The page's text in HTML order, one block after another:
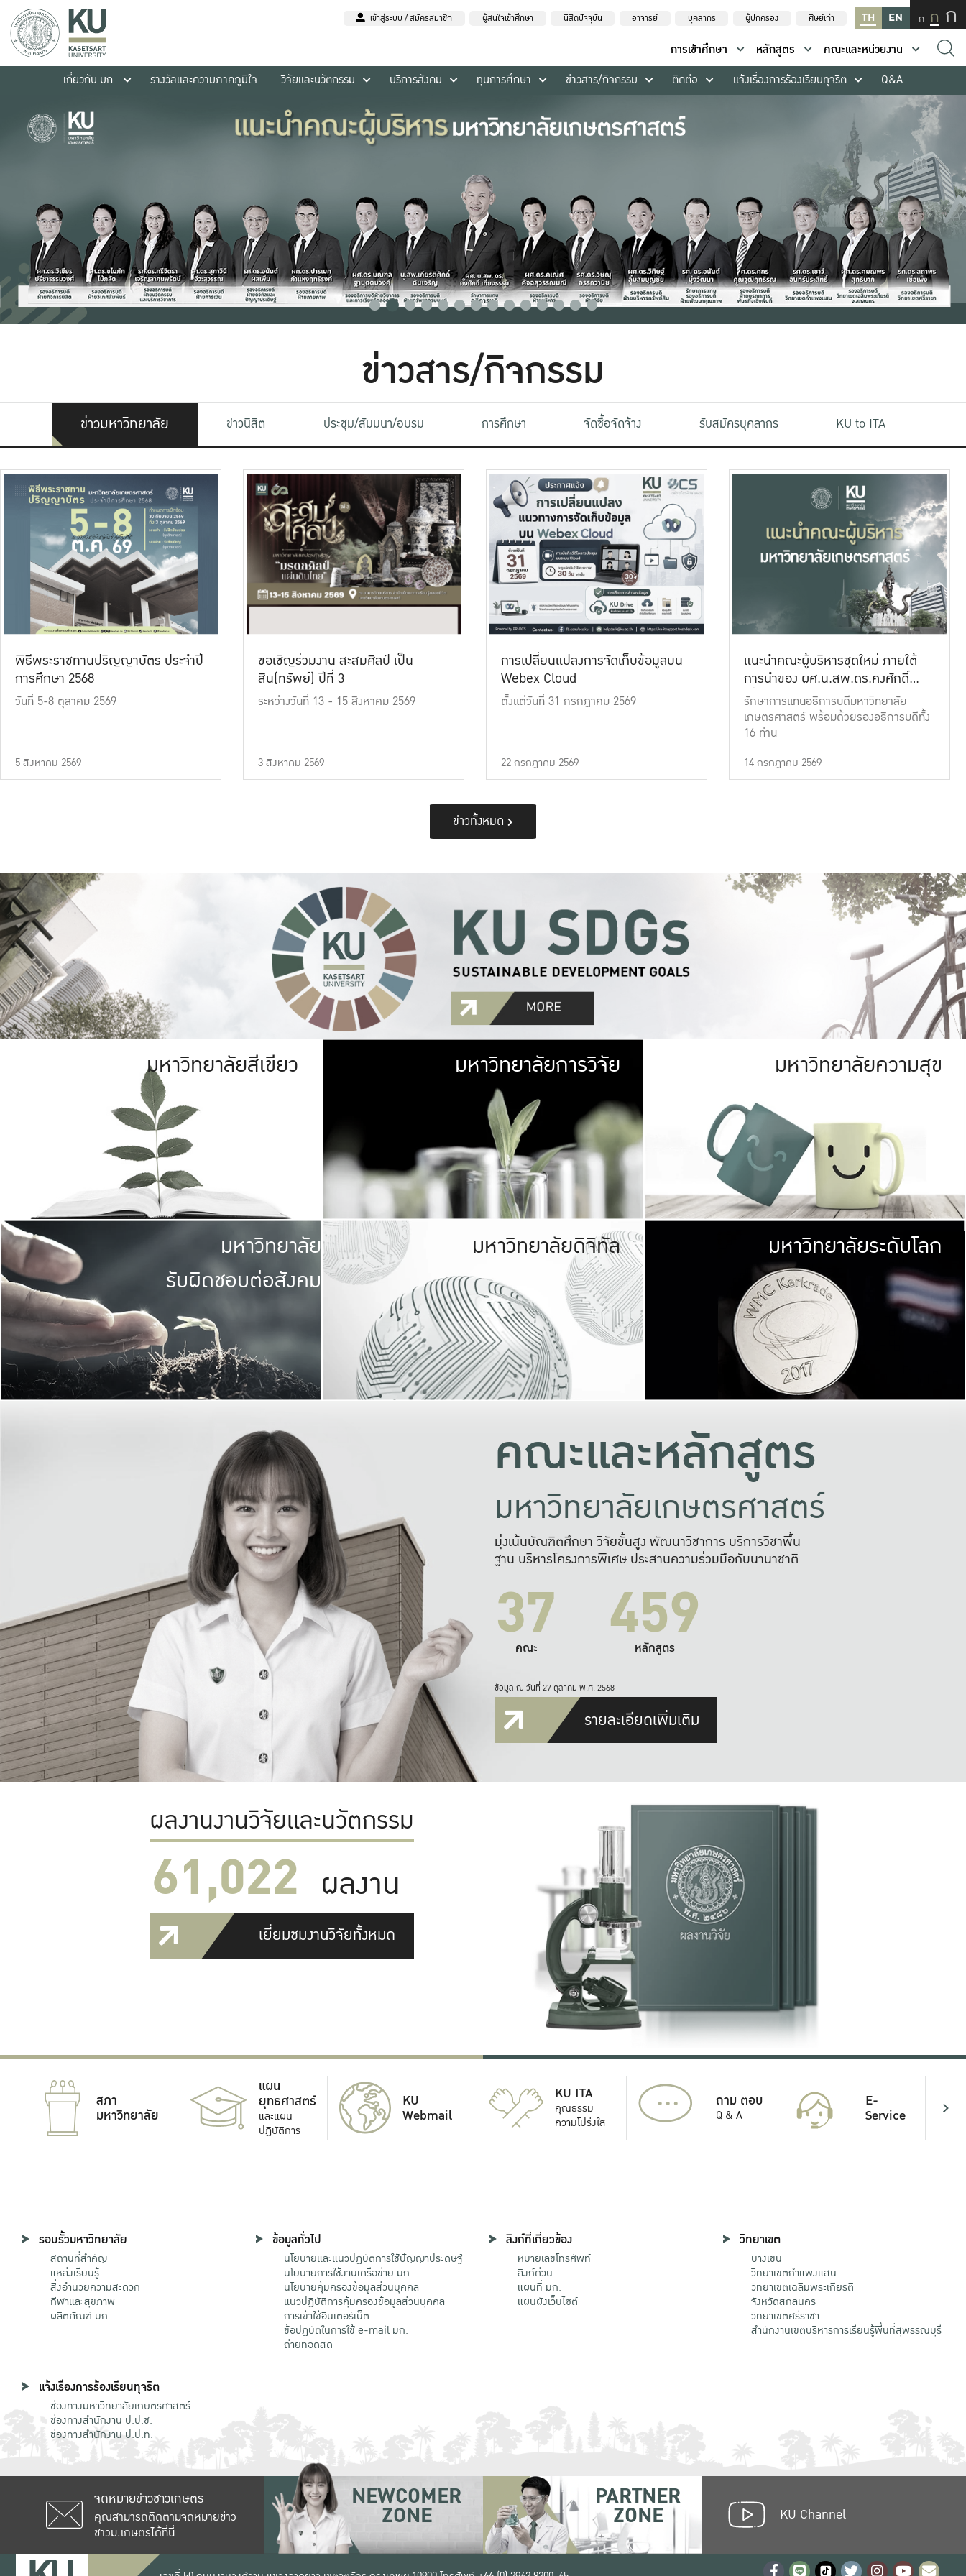
เข้าสู่ระบบ / สมัครสมาชิก ผู้สนใจเข้าศึกษา นิสิตปัจจุบัน อาจารย์ บุคลากร ผู้ปกครอง ศิษย์เก่า TH EN ก ก ก
การเข้าศึกษา หลักสูตร
คณะและหน่วยงาน
เกี่ยวกับ มก.
รางวัลและความภาคภูมิใจ วิจัยและนวัตกรรม บริการสังคม ทุนการศึกษา ข่าวสาร/กิจกรรม ติดต่อ แจ้งเรื่องการร้องเรียนทุจริต Q&A
ข่าวสาร/กิจกรรม
ข่าวมหาวิทยาลัย ข่าวนิสิต ประชุม/สัมมนา/อบรม การศึกษา จัดซื้อจัดจ้าง รับสมัครบุคลากร KU to ITA
พิธีพระราชทานปริญญาบัตร ประจำปี
การศึกษา 2568
วันที่ 5-8 ตุลาคม 2569
5 สิงหาคม 2569
ขอเชิญร่วมงาน สะสมศิลป์ เป็น
สิน(ทรัพย์) ปีที่ 3
ระหว่างวันที่ 13 - 15 สิงหาคม 2569
3 สิงหาคม 2569
การเปลี่ยนแปลงการจัดเก็บข้อมูลบน
Webex Cloud
ตั้งแต่วันที่ 31 กรกฎาคม 2569
22 กรกฎาคม 2569
แนะนำคณะผู้บริหารชุดใหม่ ภายใต้
การนำของ ผศ.น.สพ.ดร.คงศักดิ์
เที่ยงธรรม
รักษาการแทนอธิการบดีมหาวิทยาลัย
เกษตรศาสตร์ พร้อมด้วยรองอธิการบดีทั้ง
16 ท่าน
14 กรกฎาคม 2569
ข่าวทั้งหมด
มหาวิทยาลัยสีเขียว มหาวิทยาลัย
เกษตรศาสตร์ มีพื้นที่เขียวสดใส หนาแน่น
เป็นป่าในเมือง (URBAN FOREST)
เกษตรในเมือง (URBAN AGRICULTURE)
ที่นับรวมกันได้ประมาณ 1,400 ไร่
มหาวิทยาลัยการวิจัย มหาวิทยาลัย
ให้กับประชาชน
มหาวิทยาลัยความสุข
มหาวิทยาลัย
รับผิดชอบต่อสังคม
มหาวิทยาลัยรับผิดชอบต่อสังคม
ร่วมมือกับชุมชน เพื่อความกินดีอยู่ดี
และความสุขอย่างยั่งยืน
มองปัญหาในภาพกว้าง
แก้ไขจากปัญหาจุดเล็กๆ
มหาวิทยาลัยดิจิทัล มหาวิทยา
พร้อมที่จ
และผลักดันในการใช้ระบบส
เพื่อการทำงานแ
มหาวิทยาลัยระดับโลก
คณะและหลักสูตร
มหาวิทยาลัยเกษตรศาสตร์
มุ่งเน้นบัณฑิตศึกษา วิจัยขั้นสูง พัฒนาวิชาการ บริการวิชาพื้น
ฐาน บริหารโครงการพิเศษ ประสานความร่วมมือกับนานาชาติ
37
คณะ 459
หลักสูตร
ข้อมูล ณ วันที่ 27 ตุลาคม พ.ศ. 2568
รายละเอียดเพิ่มเติม
ผลงานงานวิจัยและนวัตกรรม
61,022 ผลงาน
เยี่ยมชมงานวิจัยทั้งหมด
สภา
มหาวิทยาลัย
แผน
ยุทธศาสตร์
และแผน
ปฏิบัติการ
KU
Webmail
KU ITA
คุณธรรม
ความโปร่งใส
... ถาม ตอบ
Q & A
E-
Service
รอบรั้วมหาวิทยาลัย
สถานที่สำคัญ
แหล่งเรียนรู้
สิ่งอำนวยความสะดวก
กีฬาและสุขภาพ
ผลิตภัณฑ์ มก.
ข้อมูลทั่วไป
นโยบายและแนวปฏิบัติการใช้ปัญญาประดิษฐ์
นโยบายการใช้งานเครือข่าย มก.
นโยบายคุ้มครองข้อมูลส่วนบุคคล
แนวปฏิบัติการคุ้มครองข้อมูลส่วนบุคคล
การเข้าใช้อินเตอร์เน็ต
ข้อปฏิบัติในการใช้ e-mail มก.
ถ่ายทอดสด
ลิงก์ที่เกี่ยวข้อง
หมายเลขโทรศัพท์
ลิงก์ด่วน
แผนที่ มก.
แผนผังเว็บไซต์
วิทยาเขต
บางเขน
วิทยาเขตกําแพงแสน
วิทยาเขตเฉลิมพระเกียรติ
จังหวัดสกลนคร
วิทยาเขตศรีราชา
สำนักงานเขตบริหารการเรียนรู้พื้นที่สุพรรณบุรี
แจ้งเรื่องการร้องเรียนทุจริต
ช่องทางมหาวิทยาลัยเกษตรศาสตร์
ช่องทางสำนักงาน ป.ป.ช.
ช่องทางสำนักงาน ป.ป.ท.
จดหมายข่าวชาวเกษตร
คุณสามารถติดตามจดหมายข่าว
ชาวม.เกษตรได้ที่นี่
NEWCOMER
ZONE
PARTNER
ZONE KU Channel